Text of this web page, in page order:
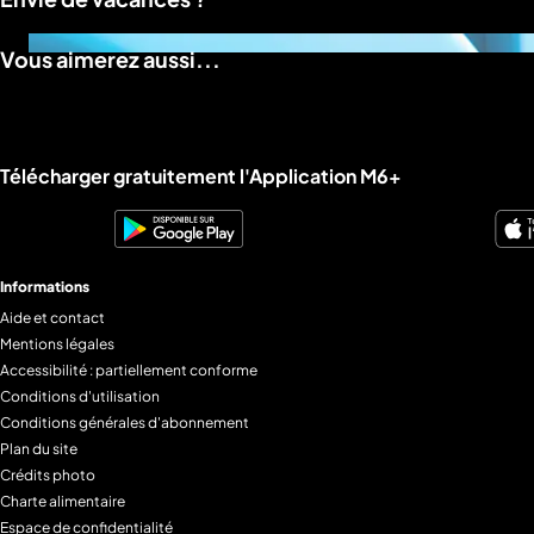
an
Vous aimerez aussi...
Liens utiles M6+.
Télécharger gratuitement l'Application M6+
Informations
Aide et contact
Mentions légales
Accessibilité : partiellement conforme
Conditions d'utilisation
Conditions générales d'abonnement
Plan du site
Crédits photo
Charte alimentaire
Espace de confidentialité